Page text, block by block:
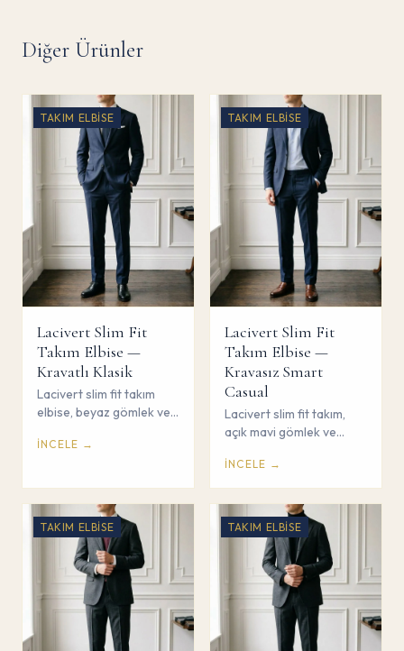
Diğer Ürünler
TAKIM ELBISE
Lacivert Slim Fit
Takım Elbise —
Kravatlı Klasik
Lacivert slim fit takım
elbise, beyaz gömlek ve
kombini. Çorum Savaş
İNCELE →
TAKIM ELBISE
Lacivert Slim Fit
Takım Elbise —
Kravasız Smart
Casual
Lacivert slim fit takım,
açık mavi gömlek ve
kombin. Çorum Savaş
Giyim.
İNCELE →
TAKIM ELBISE TAKIM ELBISE